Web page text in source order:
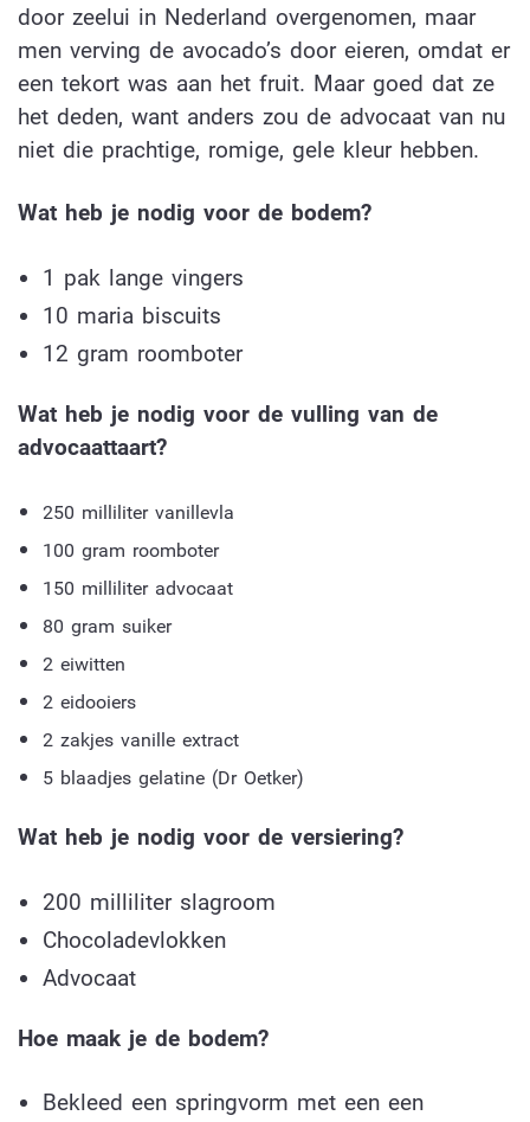
door zeelui in Nederland overgenomen, maar
men verving de avocado’s door eieren, omdat er
een tekort was aan het fruit. Maar goed dat ze
het deden, want anders zou de advocaat van nu
niet die prachtige, romige, gele kleur hebben.
Wat heb je nodig voor de bodem?
1 pak lange vingers
10 maria biscuits
12 gram roomboter
Wat heb je nodig voor de vulling van de
advocaattaart?
250 milliliter vanillevla
100 gram roomboter
150 milliliter advocaat
80 gram suiker
2 eiwitten
2 eidooiers
2 zakjes vanille extract
5 blaadjes gelatine (Dr Oetker)
Wat heb je nodig voor de versiering?
200 milliliter slagroom
Chocoladevlokken
Advocaat
Hoe maak je de bodem?
Bekleed een springvorm met een een